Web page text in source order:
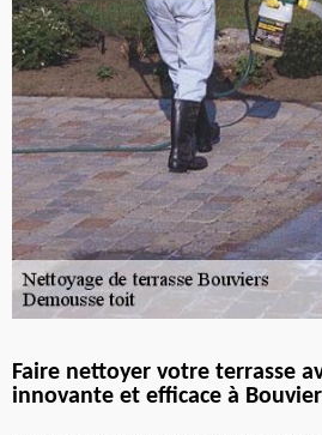
Faire nettoyer votre terrasse
innovante et efficace à